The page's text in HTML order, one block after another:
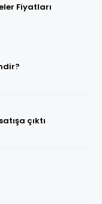
Fiyatları
çıktı